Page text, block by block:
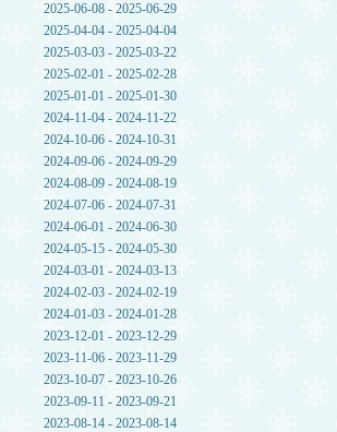
2025-06-08 - 2025-06-29
2025-04-04 - 2025-04-04
2025-03-03 - 2025-03-22
2025-02-01 - 2025-02-28
2025-01-01 - 2025-01-30
2024-11-04 - 2024-11-22
2024-10-06 - 2024-10-31
2024-09-06 - 2024-09-29
2024-08-09 - 2024-08-19
2024-07-06 - 2024-07-31
2024-06-01 - 2024-06-30
2024-05-15 - 2024-05-30
2024-03-01 - 2024-03-13
2024-02-03 - 2024-02-19
2024-01-03 - 2024-01-28
2023-12-01 - 2023-12-29
2023-11-06 - 2023-11-29
2023-10-07 - 2023-10-26
2023-09-11 - 2023-09-21
2023-08-14 - 2023-08-14